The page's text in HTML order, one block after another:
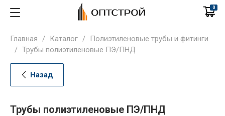
0
Главная / Каталог / Полиэтиленовые трубы и фитинги
/ Трубы полиэтиленовые ПЭ/ПНД
Назад
Трубы полиэтиленовые ПЭ/ПНД